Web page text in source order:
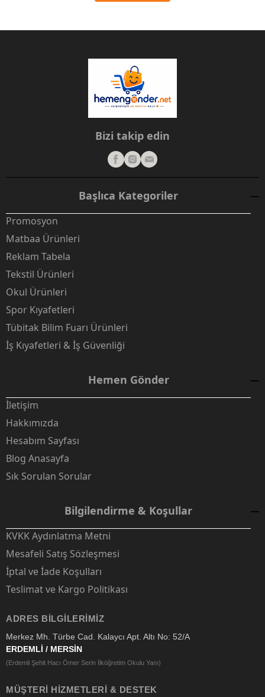
Bizi takip edin
Başlıca Kategoriler
Promosyon
Matbaa Ürünleri
Reklam Tabela
Tekstil Ürünleri
Okul Ürünleri
Spor Kıyafetleri
Tübitak Bilim Fuarı Ürünleri
İş Kıyafetleri & İş Güvenliği
Hemen Gönder
İletişim
Hakkımızda
Hesabım Sayfası
Blog Anasayfa
Sık Sorulan Sorular
Bilgilendirme & Koşullar
KVKK Aydınlatma Metni
Mesafeli Satış Sözleşmesi
İptal ve İade Koşulları
Teslimat ve Kargo Politikası
ADRES BILGILERIMIZ
Merkez Mh. Türbe Cad. Kalaycı Apt. Altı No: 52/A
ERDEMLİ / MERSİN
(Erdemli Şehit Hacı Ömer Serin İlköğretim Okulu Yanı)
MÜŞTERI HIZMETLERI & DESTEK